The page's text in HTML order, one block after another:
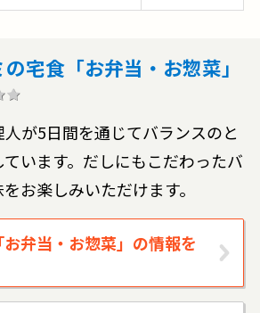
宅食「お弁当・お惣菜」
が5日間を通じてバランスのと
います。だしにもこだわったバ
お楽しみいただけます。
弁当・お惣菜」の情報を